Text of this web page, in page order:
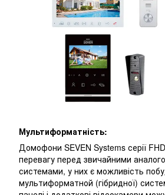
Мультиформатність:
Домофони SEVEN Systems серії
перевагу перед звичайними
системами, у них є можливість
мультиформатной (гібридної)